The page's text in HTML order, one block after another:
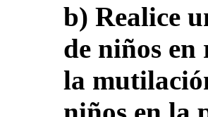
b) Realice
de niños
la